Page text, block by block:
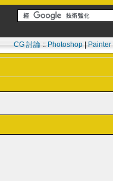
CG 討論:: Photoshop| Painter|